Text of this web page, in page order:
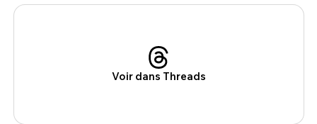
Voir dans Threads